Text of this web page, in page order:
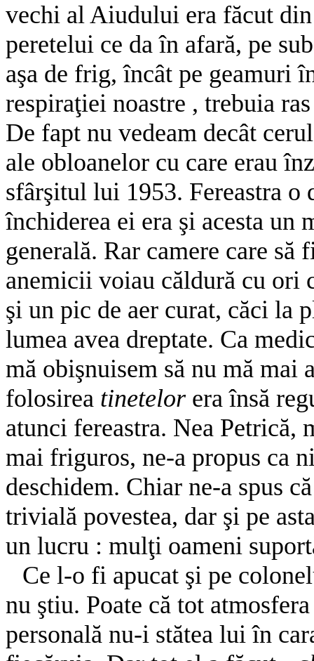
vechi al Aiudului era făcut
peretelui ce da în afară, pe
aşa de frig, încât pe geamuri
respiraţiei noastre , trebuia
De fapt nu vedeam decât
ale obloanelor cu care erau
sfârşitul lui 1953. Fereastra o
închiderea ei era şi acesta un
generală. Rar camere care
anemicii voiau căldură cu
şi un pic de aer curat, căci la
lumea avea dreptate. Ca
mă obişnuisem să nu mă mai
folosirea tinetelor era însă
atunci fereastra. Nea Petrică,
mai friguros, ne-a propus ca
deschidem. Chiar ne-a spus
trivială povestea, dar şi pe
un lucru : mulţi oameni
Ce l-o fi apucat şi pe
nu ştiu. Poate că tot
personală nu-i stătea lui în